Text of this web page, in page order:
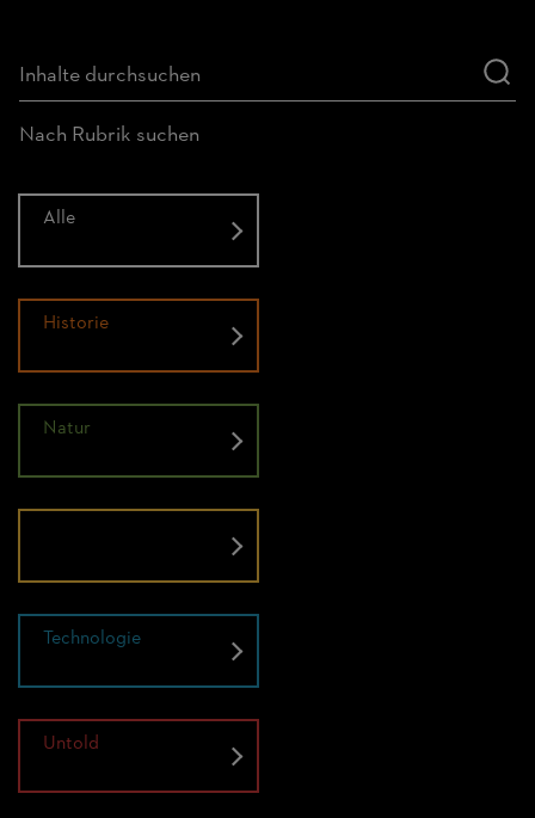
Nach Rubrik suchen
Alle
Historie
Natur
Technologie
Untold